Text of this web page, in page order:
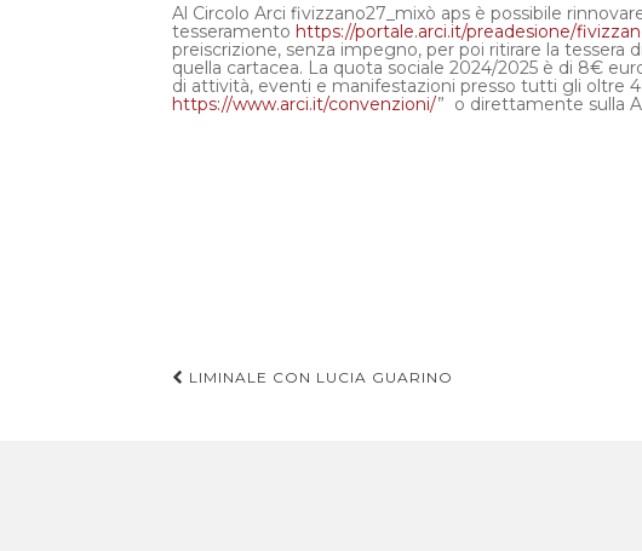
Al Circolo Arci fivizzano27_mixò aps è possibile
tesseramento https://portale.arci.it/preadesione/
preiscrizione, senza impegno, per poi ritirare la tessera
quella cartacea. La quota sociale 2024/2025 è di 8€
di attività, eventi e manifestazioni presso tutti gli oltre
https://www.arci.it/convenzioni/” o direttamente sulla
LIMINALE CON LUCIA GUARINO